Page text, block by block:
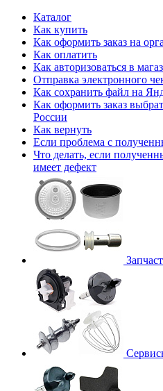
Каталог
Как купить
Как оформить заказ на
Как оплатить
Как авторизоваться в
Отправка электронного
Как сохранить файл на
Как оформить заказ
России
Как вернуть
Если проблема с
Что делать, если
имеет дефект